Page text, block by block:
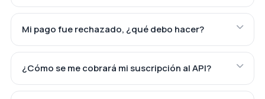
Mi pago fue rechazado, ¿qué debo hacer?
¿Cómo se me cobrará mi suscripción al API?